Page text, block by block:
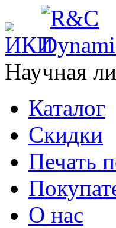
Научная
Каталог
Cкидки
Печать
О нас